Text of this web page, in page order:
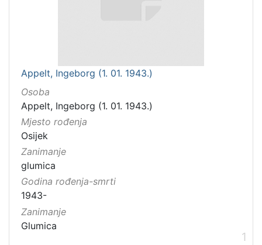
Appelt, Ingeborg (1. 01. 1943.)
Osoba
Appelt, Ingeborg (1. 01. 1943.)
Mjesto rođenja
Osijek
Zanimanje
glumica
Godina rođenja-smrti
1943-
Zanimanje
Glumica
1